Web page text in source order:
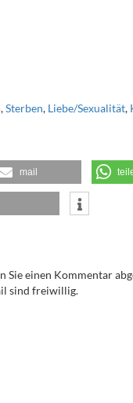
,Sterben, Liebe/Sexualität,
mail
einen Kommentar
sind freiwillig.